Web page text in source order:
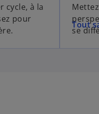
cycle, à la
pour
se
Tout